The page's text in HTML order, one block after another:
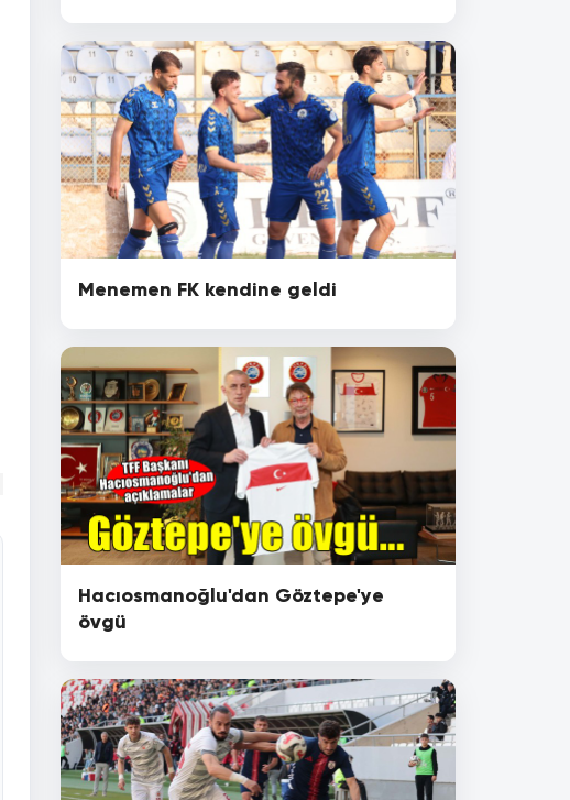
Menemen FK kendine geldi
Hacıosmanoğlu'dan Göztepe'ye
övgü